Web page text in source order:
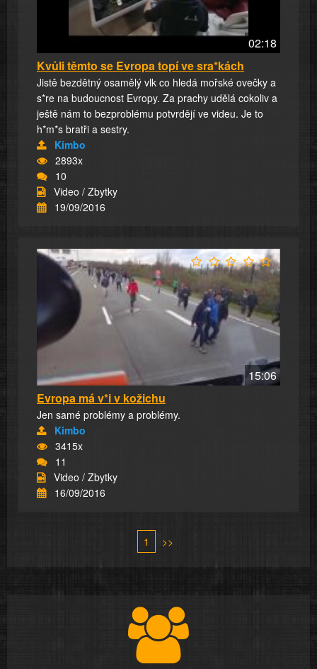
02:18
Kvůli těmto se Evropa topí ve sra*kách
Jistě bezdětný osamělý vlk co hledá mořské ovečky a
s*re na budoucnost Evropy. Za prachy udělá cokoliv a
ještě nám to bezproblému potvrdějí ve videu. Je to
h*m*s bratři a sestry.
Kimbo
2893x
10
Video / Zbytky
19/09/2016
15:06
Evropa má v*i v kožichu
Jen samé problémy a problémy.
Kimbo
3415x
11
Video / Zbytky
16/09/2016
1 >>